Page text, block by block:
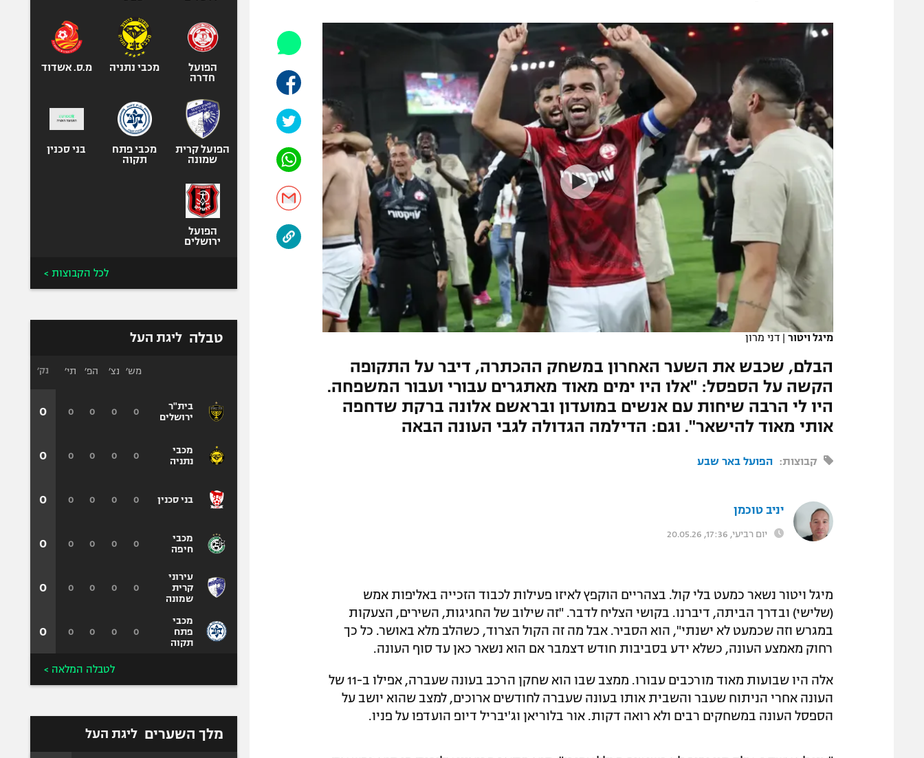
תקנון משתתפים וזוכים בפרסים
תקנון עבור פעילות ספורט 1 – "מרלן"
גיימינג E-Sports
תנאי שימוש
מדיניות פרטיות
תקנון פעילות ספורט 1
רשיון להקרנה פומבית לבית עסק
הצטרפות לחבילת הערוצים
לוח דרושים – ג'ובנט
הפועל תל אביב
הפועל חיפה
הפועל באר שבע
מכבי נתניה
בני יהודה
ליגה סינית
ליגה ברזילאית
ליגות נוספות
אופניים
ספורט מוטורי
כדורמים
בייסבול MLB
ספורט אתגרי
אומנויות לחימה
מיגל ויטור | דני מרון
הבלם, שכבש את השער האחרון במשחק ההכתרה, דיבר על התקופה
הקשה על הספסל: "אלו היו ימים מאוד מאתגרים עבורי ועבור המשפחה.
היו לי הרבה שיחות עם אנשים במועדון ובראשם אלונה ברקת שדחפה
אותי מאוד להישאר". וגם: הדילמה הגדולה לגבי העונה הבאה
קבוצות: הפועל באר שבע
יניב טוכמן
יום רביעי, 17:36, 20.05.26
מיגל ויטור נשאר כמעט בלי קול. בצהריים הוקפץ לאיזו פעילות לכבוד הזכייה באליפות אמש
(שלישי) ובדרך הביתה, דיברנו. בקושי הצליח לדבר. "זה שילוב של החגיגות, השירים, הצעקות
במגרש וזה שכמעט לא ישנתי", הוא הסביר. אבל מה זה הקול הצרוד, כשהלב מלא באושר. כל כך
רחוק מאמצע העונה, כשלא ידע בסביבות חודש דצמבר אם הוא נשאר כאן עד סוף העונה.
אלה היו שבועות מאוד מורכבים עבורו. ממצב שבו הוא שחקן הרכב בעונה שעברה, אפילו ב-11 של
העונה אחרי הניתוח שעבר והשבית אותו בעונה שעברה לחודשים ארוכים, למצב שהוא יושב על
הספסל העונה במשחקים רבים ולא רואה דקות. אור בלוריאן וג'יבריל דיופ הועדפו על פניו.
הפועל
חדרה
מכבי נתניה מ.ס. אשדוד
הפועל קרית
שמונה
מכבי פתח
תקוה
בני סכנין
הפועל
ירושלים
לכל הקבוצות >
טבלה ליגת העל
בית"ר
ירושלים
מכבי
נתניה
בני סכנין
מכבי
חיפה
עירוני
קרית
שמונה
מכבי
פתח
תקוה
מש׳ נצ׳ הפ׳ תי׳
0
0
0
0
0
0
0
0
0
0
0
0
0
0
0
0
0
0
0
0
0
0
0
0
נק׳
0
0
0
0
0
0
לטבלה המלאה >
מלך השערים ליגת העל